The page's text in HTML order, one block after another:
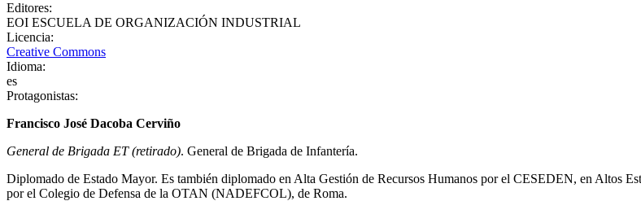
Editores:
EOI ESCUELA DE ORGANIZACIÓN INDUSTRIAL
Licencia:
Creative Commons
Idioma:
es
Protagonistas:
Francisco José Dacoba Cerviño
General de Brigada ET (retirado). General de Brigada de Infantería.
Diplomado de Estado Mayor. Es también diplomado en Alta Gestión de Recursos Humanos por el CESEDEN, en Altos
por el Colegio de Defensa de la OTAN (NADEFCOL), de Roma.